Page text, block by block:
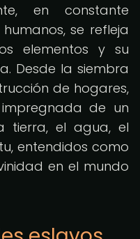
en constante
se refleja
elementos y su
Desde la siembra
de hogares,
de un
tierra, el agua, el
entendidos como
en el mundo